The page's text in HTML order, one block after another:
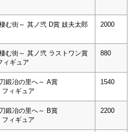
む街～ 其ノ弐 D賞 妓夫太郎
2000
む街～ 其ノ弐 ラストワン賞
ィギュア
880
鍛冶の里へ～ A賞
ィギュア
1540
鍛冶の里へ～ B賞
ィギュア
2200